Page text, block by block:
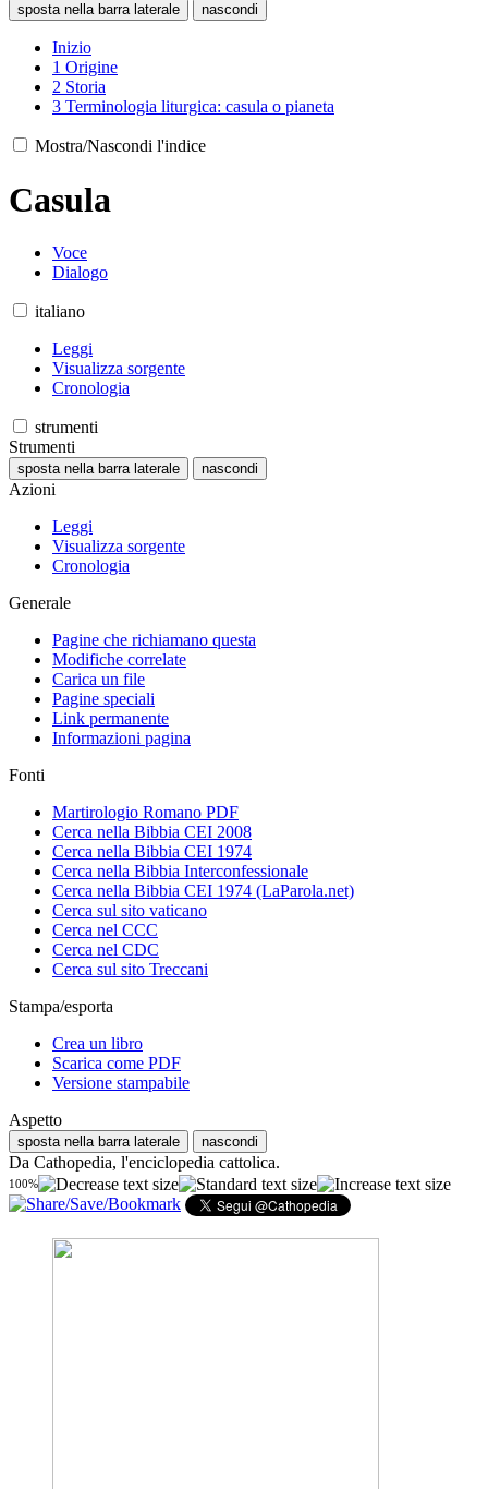
sposta nella barra laterale nascondi
Inizio
1 Origine
2 Storia
3 Terminologia liturgica: casula o pianeta
Mostra/Nascondi l'indice
Casula
Voce
Dialogo
italiano
Leggi
Visualizza sorgente
Cronologia
strumenti
Strumenti
sposta nella barra laterale nascondi
Azioni
Leggi
Visualizza sorgente
Cronologia
Generale
Pagine che richiamano questa
Modifiche correlate
Carica un file
Pagine speciali
Link permanente
Informazioni pagina
Fonti
Martirologio Romano PDF
Cerca nella Bibbia CEI 2008
Cerca nella Bibbia CEI 1974
Cerca nella Bibbia Interconfessionale
Cerca nella Bibbia CEI 1974 (LaParola.net)
Cerca sul sito vaticano
Cerca nel CCC
Cerca nel CDC
Cerca sul sito Treccani
Stampa/esporta
Crea un libro
Scarica come PDF
Versione stampabile
Aspetto
sposta nella barra laterale nascondi
Da Cathopedia, l'enciclopedia cattolica.
100%